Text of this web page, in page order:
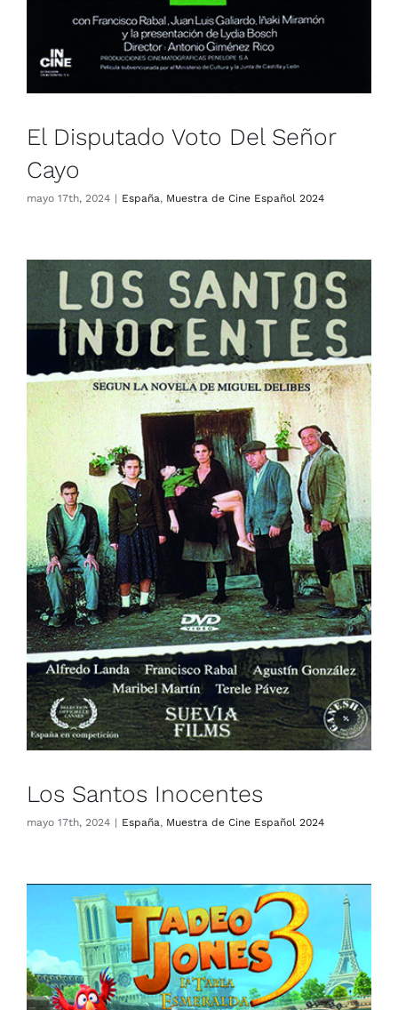
El Disputado Voto Del Señor
Cayo
mayo 17th, 2024 | España, Muestra de Cine Español 2024
Los Santos Inocentes
España Muestra de Cine Español 2024
Los Santos Inocentes
mayo 17th, 2024 | España, Muestra de Cine Español 2024